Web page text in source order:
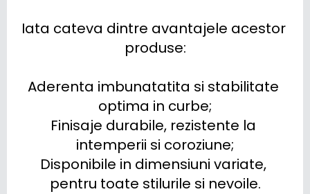
Iata cateva dintre avantajele acestor
produse:
Aderenta imbunatatita si stabilitate
optima in curbe;
Finisaje durabile, rezistente la
intemperii si coroziune;
Disponibile in dimensiuni variate,
pentru toate stilurile si nevoile.